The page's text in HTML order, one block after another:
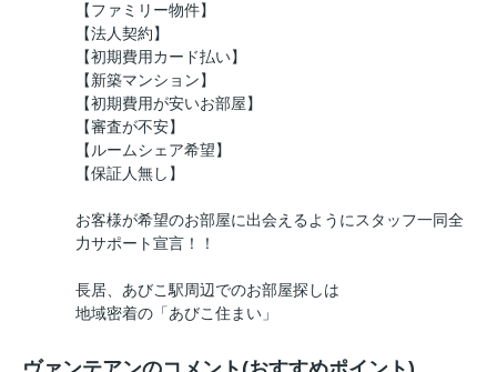
【ファミリー物件】
【法人契約】
【初期費用カード払い】
【新築マンション】
【初期費用が安いお部屋】
【審査が不安】
【ルームシェア希望】
【保証人無し】
お客様が希望のお部屋に出会えるようにスタッフ一同全
力サポート宣言！！
長居、あびこ駅周辺でのお部屋探しは
地域密着の「あびこ住まい」